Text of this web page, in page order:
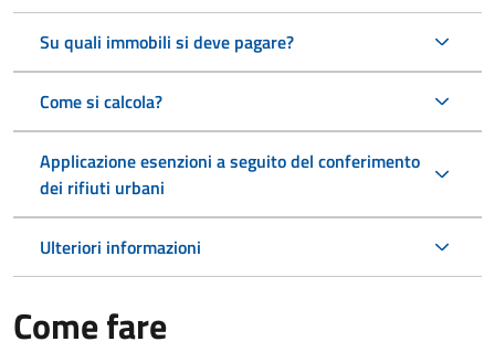
Su quali immobili si deve pagare?
Come si calcola?
Applicazione esenzioni a seguito del conferimento
dei rifiuti urbani
Ulteriori informazioni
Come fare